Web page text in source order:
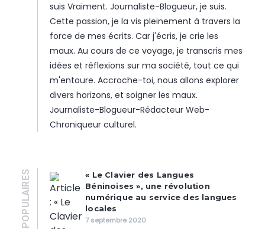
suis Vraiment. Journaliste-Blogueur, je suis.
Cette passion, je la vis pleinement à travers la
force de mes écrits. Car j'écris, je crie les
maux. Au cours de ce voyage, je transcris mes
idées et réflexions sur ma société, tout ce qui
m'entoure. Accroche-toi, nous allons explorer
divers horizons, et soigner les maux.
Journaliste-Blogueur-Rédacteur Web-
Chroniqueur culturel.
POPULAIRES
« Le Clavier des Langues
Béninoises », une révolution
numérique au service des langues
locales
7 septembre 2020